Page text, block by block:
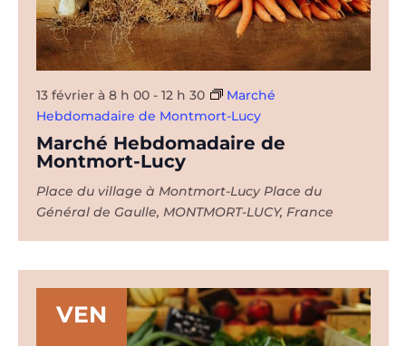
Marché Hebdomadaire de
Montmort-Lucy
13 février à 8 h 00- 12 h 30
Marché
Hebdomadaire de Montmort-Lucy
Place du village à Montmort-Lucy Place du
Général de Gaulle, MONTMORT-LUCY, France
VEN